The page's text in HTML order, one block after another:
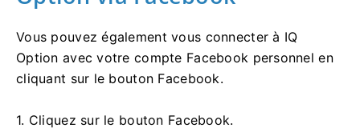
Vous pouvez également vous connecter à IQ
Option avec votre compte Facebook personnel en
cliquant sur le bouton Facebook.
1. Cliquez sur le bouton Facebook.